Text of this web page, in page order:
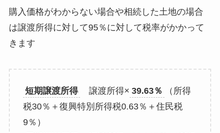
購入価格がわからない場合や相続した土地の場合
は譲渡所得に対して95％に対して税率がかかって
きます
短期譲渡所得 譲渡所得× 39.63％
（所得
税30％＋復興特別所得税0.63％＋住民税
9％）